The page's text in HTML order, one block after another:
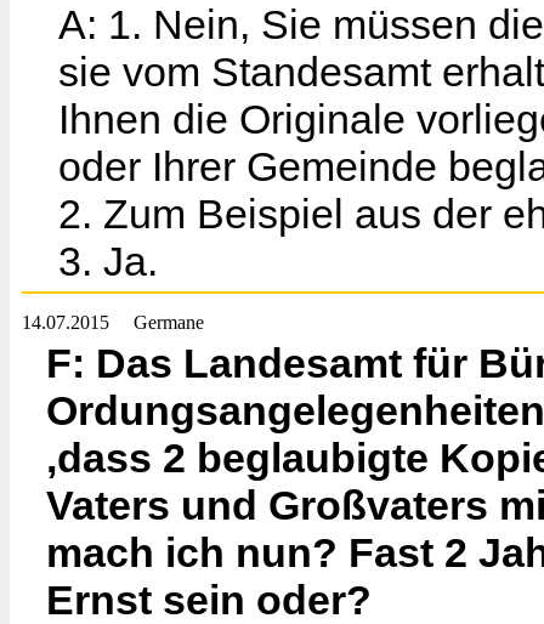
A: 1. Nein, Sie müssen
sie vom Standesamt
Ihnen die Originale
oder Ihrer Gemeinde
2. Zum Beispiel aus der
3. Ja.
14.07.2015 Germane
F: Das Landesamt für
,dass 2 beglaubigte
Vaters und Großvaters
mach ich nun? Fast 2
Ernst sein oder?